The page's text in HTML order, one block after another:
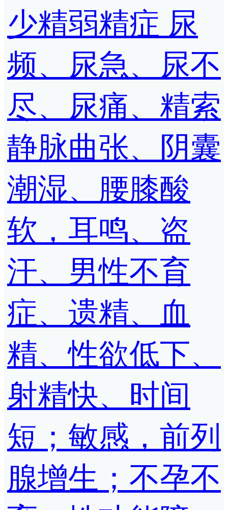
少精弱精症 尿
频、尿急、尿不
尽、尿痛、精索
静脉曲张、阴囊
潮湿、腰膝酸
软，耳鸣、盗
汗、男性不育
症、遗精、血
精、性欲低下、
射精快、时间
短；敏感，前列
腺增生；不孕不